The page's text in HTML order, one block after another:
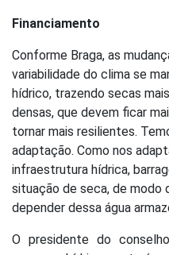
Financiamento
Conforme Braga, as
variabilidade do clima se
hídrico, trazendo secas
densas, que devem ficar
tornar mais resilientes.
adaptação. Como nos
infraestrutura hídrica,
situação de seca, de modo
depender dessa água
O presidente do